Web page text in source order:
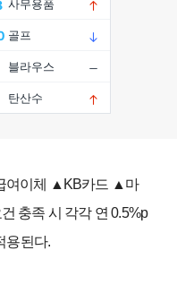
여이체 ▲KB카드 ▲마
충족 시 각각 연 0.5%p
용된다.